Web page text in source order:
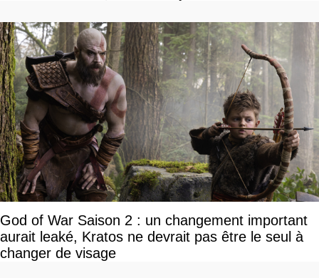
God of War Saison 2 : un changement important
aurait leaké, Kratos ne devrait pas être le seul à
changer de visage